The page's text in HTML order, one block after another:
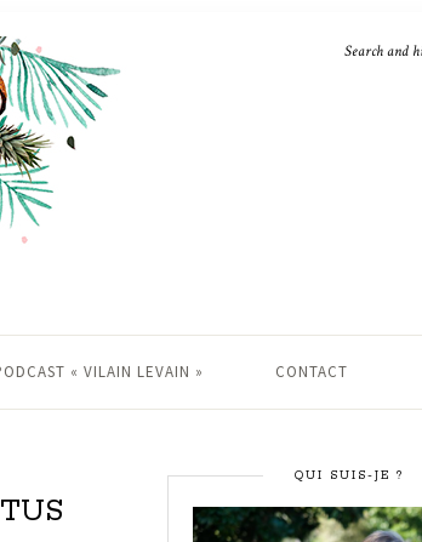
« VILAIN LEVAIN » CONTACT
QUI SUIS-JE ?